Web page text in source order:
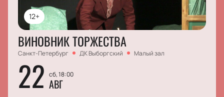
12+
ВИНОВНИК ТОРЖЕСТВА
Санкт-Петербург ДК Выборгский Малый зал
22 сб, 18:00
АВГ